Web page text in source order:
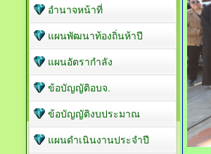
อำนาจหน้าที่
แผนพัฒนาท้องถิ่นห้าปี
แผนอัตรากำลัง
ข้อบัญญัติอบจ.
ข้อบัญญัติงบประมาณ
แผนดำเนินงานประจำปี